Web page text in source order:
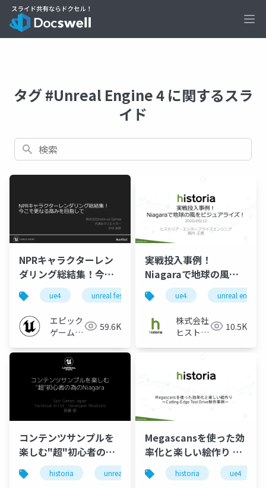
タグ #Unreal Engine 4 に関するスラ
イド
検索
NPRキャラクターレン
ダリング総結集！今こ
そ更なる高みを目指し
て【UNREAL FEST
EXTREME 2020
WINTER】
ue4 unreal fest unreal fest extreme 2020 winter
エピック
ゲームズ
59.6K
実戦投入事例！
Niagaraで地球の風を
ビジュアライズ！
ue4 unreal engine
株式会社
ヒストリ
10.5K
コンテンツサンプルを
楽しむ"超"初心者の為
のNiagara
historia unreal engine niagara games
Megascansを使った効
率化と楽しい絵作り ～
Cutting-Edge Test
Drive制作事例～
historia ue4